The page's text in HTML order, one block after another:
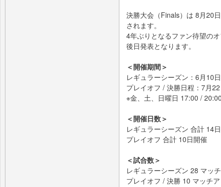
決勝大会（Finals）は 8月20
されます。
4年ぶりとなるファン待望の
後日発表となります。
＜開催期間＞
レギュラーシーズン：6月10
プレイオフ / 決勝日程：7月
※金、土、日曜日 17:00 /
＜開催日数＞
レギュラーシーズン 合計 14
プレイオフ 合計 10日開催
＜試合数＞
レギュラーシーズン 28 マッ
プレイオフ / 決勝 10 マッチ